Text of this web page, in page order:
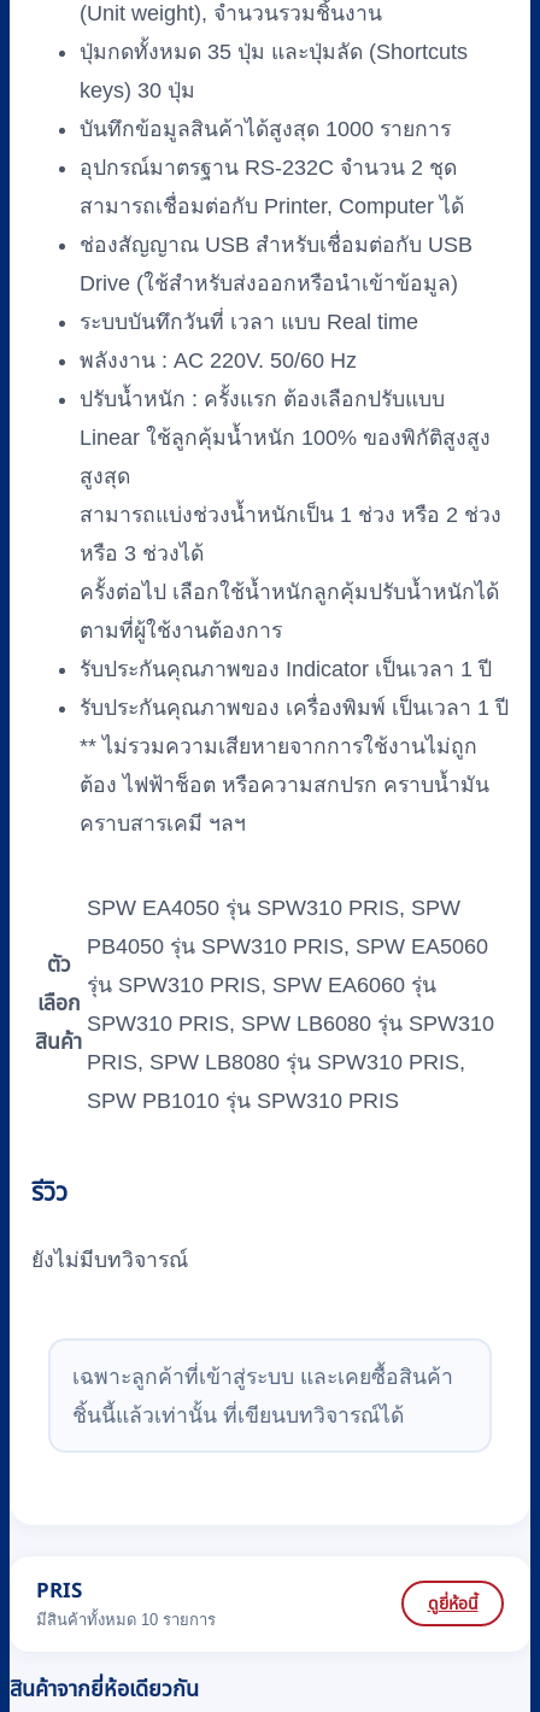
(Unit weight), จำนวนรวมชิ้นงาน
ปุ่มกดทั้งหมด 35 ปุ่ม และปุ่มลัด (Shortcuts
keys) 30 ปุ่ม
บันทึกข้อมูลสินค้าได้สูงสุด 1000 รายการ
อุปกรณ์มาตรฐาน RS-232C จำนวน 2 ชุด
สามารถเชื่อมต่อกับ Printer, Computer ได้
ช่องสัญญาณ USB สำหรับเชื่อมต่อกับ USB
Drive (ใช้สำหรับส่งออกหรือนำเข้าข้อมูล)
ระบบบันทึกวันที่ เวลา แบบ Real time
พลังงาน : AC 220V. 50/60 Hz
ปรับน้ำหนัก : ครั้งแรก ต้องเลือกปรับแบบ
Linear ใช้ลูกคุ้มน้ำหนัก 100% ของพิกัติสูงสูง
สูงสุด
สามารถแบ่งช่วงน้ำหนักเป็น 1 ช่วง หรือ 2 ช่วง
หรือ 3 ช่วงได้
ครั้งต่อไป เลือกใช้น้ำหนักลูกคุ้มปรับน้ำหนักได้
ตามที่ผู้ใช้งานต้องการ
รับประกันคุณภาพของ Indicator เป็นเวลา 1 ปี
รับประกันคุณภาพของ เครื่องพิมพ์ เป็นเวลา 1 ปี
** ไม่รวมความเสียหายจากการใช้งานไม่ถูก
ต้อง ไฟฟ้าช็อต หรือความสกปรก คราบน้ำมัน
คราบสารเคมี ฯลฯ
ตัว
เลือก
สินค้า
SPW EA4050 รุ่น SPW310 PRIS, SPW
PB4050 รุ่น SPW310 PRIS, SPW EA5060
รุ่น SPW310 PRIS, SPW EA6060 รุ่น
SPW310 PRIS, SPW LB6080 รุ่น SPW310
PRIS, SPW LB8080 รุ่น SPW310 PRIS,
SPW PB1010 รุ่น SPW310 PRIS
รีวิว
ยังไม่มีบทวิจารณ์
เฉพาะลูกค้าที่เข้าสู่ระบบ และเคยซื้อสินค้า
ชิ้นนี้แล้วเท่านั้น ที่เขียนบทวิจารณ์ได้
PRIS
มีสินค้าทั้งหมด 10 รายการ
ดูยี่ห้อนี้
สินค้าจากยี่ห้อเดียวกัน